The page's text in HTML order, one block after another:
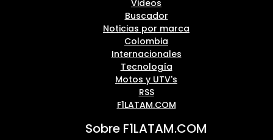
Videos
Buscador
Noticias por marca
Colombia
Internacionales
Tecnología
Motos y UTV's
RSS
F1LATAM.COM
Sobre F1LATAM.COM